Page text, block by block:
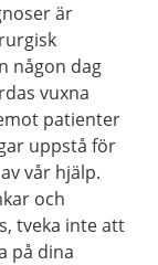
är
någon dag
vuxna
patienter
uppstå för
vår hjälp.
och
tveka inte att
på dina